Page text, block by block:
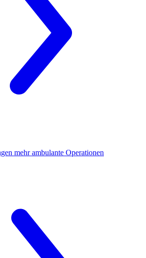
mehr ambulante Operationen